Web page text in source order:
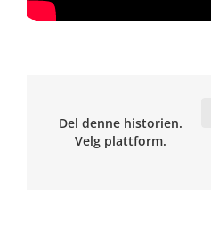
Del denne historien.
Velg plattform.